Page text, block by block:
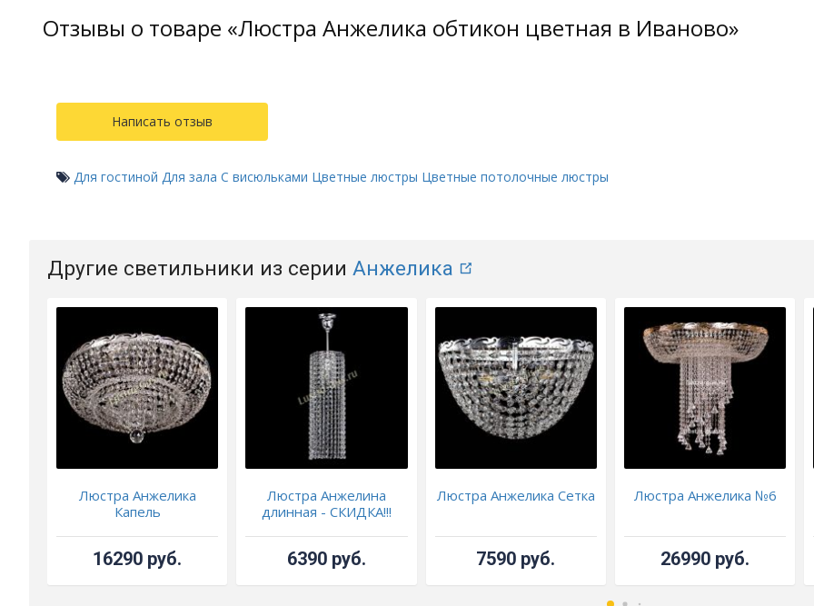
Отзывы о товаре «Люстра Анжелика обтикон цветная в Иваново»
Написать отзыв
Для гостиной Для зала С висюльками Цветные люстры Цветные потолочные люстры
Другие светильники из серии Анжелика
Люстра Анжелика
Капель
16290 руб.
Люстра Анжелина
длинная - СКИДКА!!!
6390 руб.
Люстра Анжелика Сетка
7590 руб.
Люстра Анжелика №6
26990 руб.